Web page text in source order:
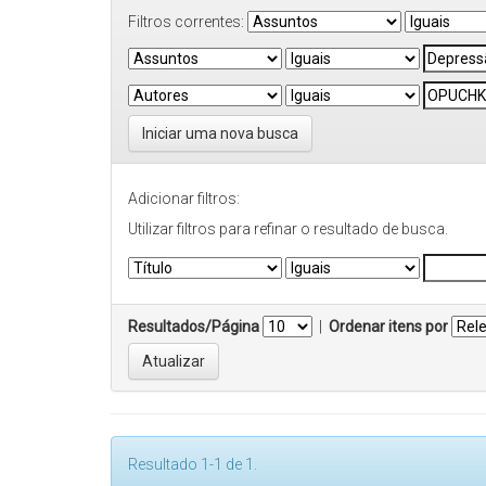
Filtros correntes:
Iniciar uma nova busca
Adicionar filtros:
Utilizar filtros para refinar o resultado de busca.
Resultados/Página Ordenar itens por
Resultado 1-1 de 1.